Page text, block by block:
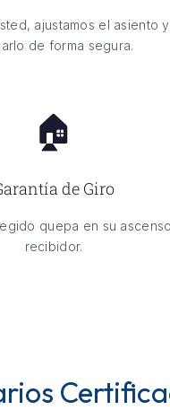
ajustamos el asiento
de forma segura.
🏠
de Giro
quepa en su
recibidor.